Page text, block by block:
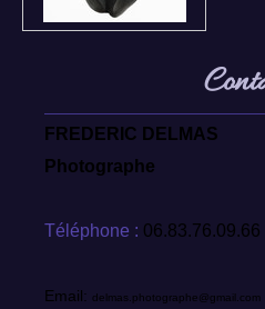
FREDERIC DELMAS
Photographe
Téléphone : 06.83.76.09.66
Email: delmas.photographe@gmail.com